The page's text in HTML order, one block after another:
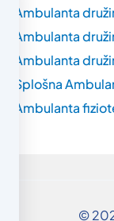
Ambulanta
Ambulanta
Ambulanta
Splošna
Ambulanta
©